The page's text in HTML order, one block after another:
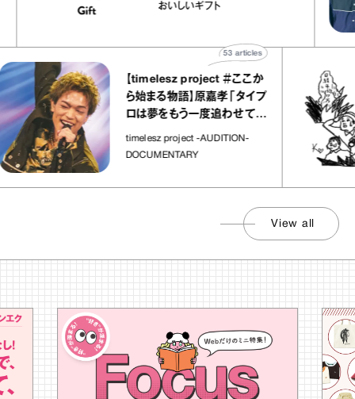
おいしいギフト
【timelesz project ＃ここか
ら始まる物語】原嘉孝「タイプ
ロは夢をもう一度追わせてく
れた場所」
timelesz project -AUDITION-
DOCUMENTARY
articles
View all